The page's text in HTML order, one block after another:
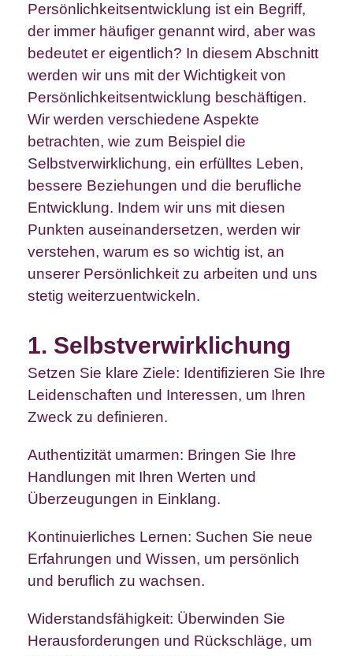
Persönlichkeitsentwicklung ist ein Begriff,
der immer häufiger genannt wird, aber was
bedeutet er eigentlich? In diesem Abschnitt
werden wir uns mit der Wichtigkeit von
Persönlichkeitsentwicklung beschäftigen.
Wir werden verschiedene Aspekte
betrachten, wie zum Beispiel die
Selbstverwirklichung, ein erfülltes Leben,
bessere Beziehungen und die berufliche
Entwicklung. Indem wir uns mit diesen
Punkten auseinandersetzen, werden wir
verstehen, warum es so wichtig ist, an
unserer Persönlichkeit zu arbeiten und uns
stetig weiterzuentwickeln.
1. Selbstverwirklichung
Setzen Sie klare Ziele: Identifizieren Sie Ihre
Leidenschaften und Interessen, um Ihren
Zweck zu definieren.
Authentizität umarmen: Bringen Sie Ihre
Handlungen mit Ihren Werten und
Überzeugungen in Einklang.
Kontinuierliches Lernen: Suchen Sie neue
Erfahrungen und Wissen, um persönlich
und beruflich zu wachsen.
Widerstandsfähigkeit: Überwinden Sie
Herausforderungen und Rückschläge, um